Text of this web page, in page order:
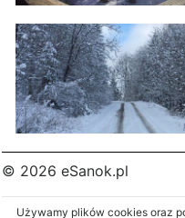
© 2026 eSanok.pl
Używamy plików cookies oraz